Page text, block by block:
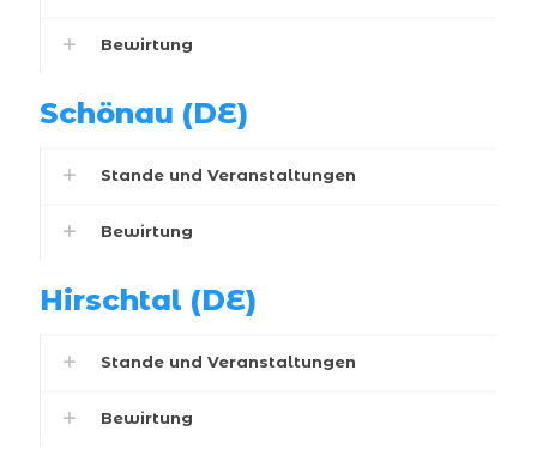
Bewirtung
Schönau (DE)
Stande und Veranstaltungen
Bewirtung
Hirschtal (DE)
Stande und Veranstaltungen
Bewirtung